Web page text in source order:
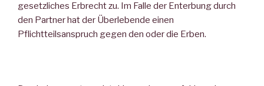
gesetzliches Erbrecht zu. Im Falle der Enterbung durch
den Partner hat der Überlebende einen
Pflichtteilsanspruch gegen den oder die Erben.